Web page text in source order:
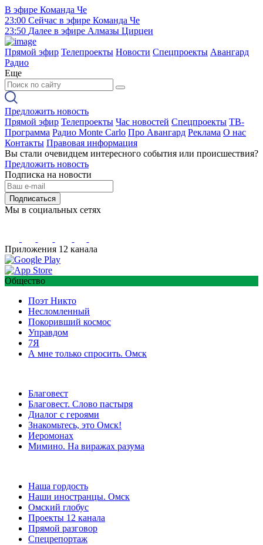
В эфире Команда Че
23:00 Сейчас в эфире Команда Че
23:50 Далее в эфире Алмазы Цирцеи
Прямой эфир Телепроекты Новости Спецпроекты Авангард
Радио
Еще
Предложить новость
Прямой эфир Телепроекты Час новостей Спецпроекты ТВ-
Программа Радио Monte Carlo Про Авангард Реклама О нас
Контакты Правовая информация
Вы стали очевидцем интересного события или происшествия?
Предложить новость
Подписка на новости
Подписаться
Мы в социальных сетях
Приложения 12 канала
Общество
Поэт Никто
Несломленный
Покоривший космос
Управдом
7Я
А мне только спросить. Омск
Благовест
Благовест. Слово пастыря
Диалог с героями
Знакомьтесь, это Омск!
Иеромонах
Мимино. На виражах разума
Наша гордость
Наши иностранцы. Омск
Омский глобус
Проекты 12 канала
Прямой разговор
Спецрепортаж